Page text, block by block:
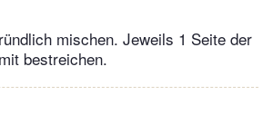
mischen. Jeweils 1 Seite der
bestreichen.